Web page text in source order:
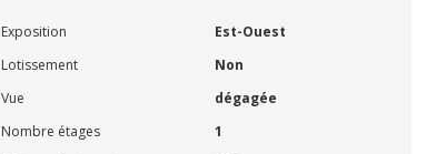
Exposition
Est-Ouest
Lotissement
Non
Vue
dégagée
Nombre étages
1